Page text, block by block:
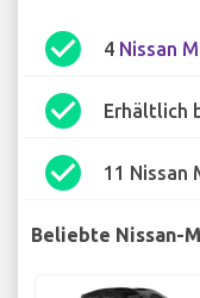
check_circle 4 Nissan
check_circle Erhältlich
check_circle 11 Nissan
Beliebte Nissan-